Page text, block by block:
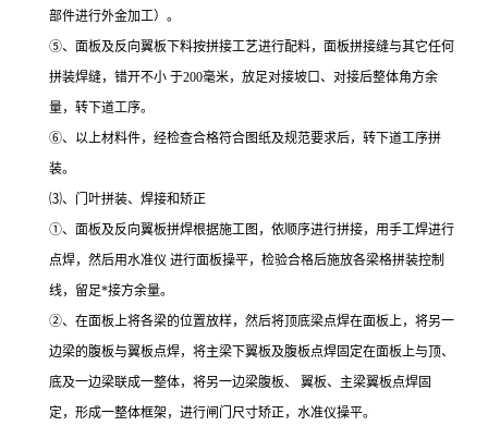
部件进行外金加工）。
⑤、面板及反向翼板下料按拼接工艺进行配料，面板拼接缝与其它任何
拼装焊缝，错开不小 于200毫米，放足对接坡口、对接后整体角方余
量，转下道工序。
⑥、以上材料件，经检查合格符合图纸及规范要求后，转下道工序拼
装。
⑶、门叶拼装、焊接和矫正
①、面板及反向翼板拼焊根据施工图，依顺序进行拼接，用手工焊进行
点焊，然后用水准仪 进行面板操平，检验合格后施放各梁格拼装控制
线，留足*接方余量。
②、在面板上将各梁的位置放样，然后将顶底梁点焊在面板上，将另一
边梁的腹板与翼板点焊，将主梁下翼板及腹板点焊固定在面板上与顶、
底及一边梁联成一整体，将另一边梁腹板、 翼板、主梁翼板点焊固
定，形成一整体框架，进行闸门尺寸矫正，水准仪操平。